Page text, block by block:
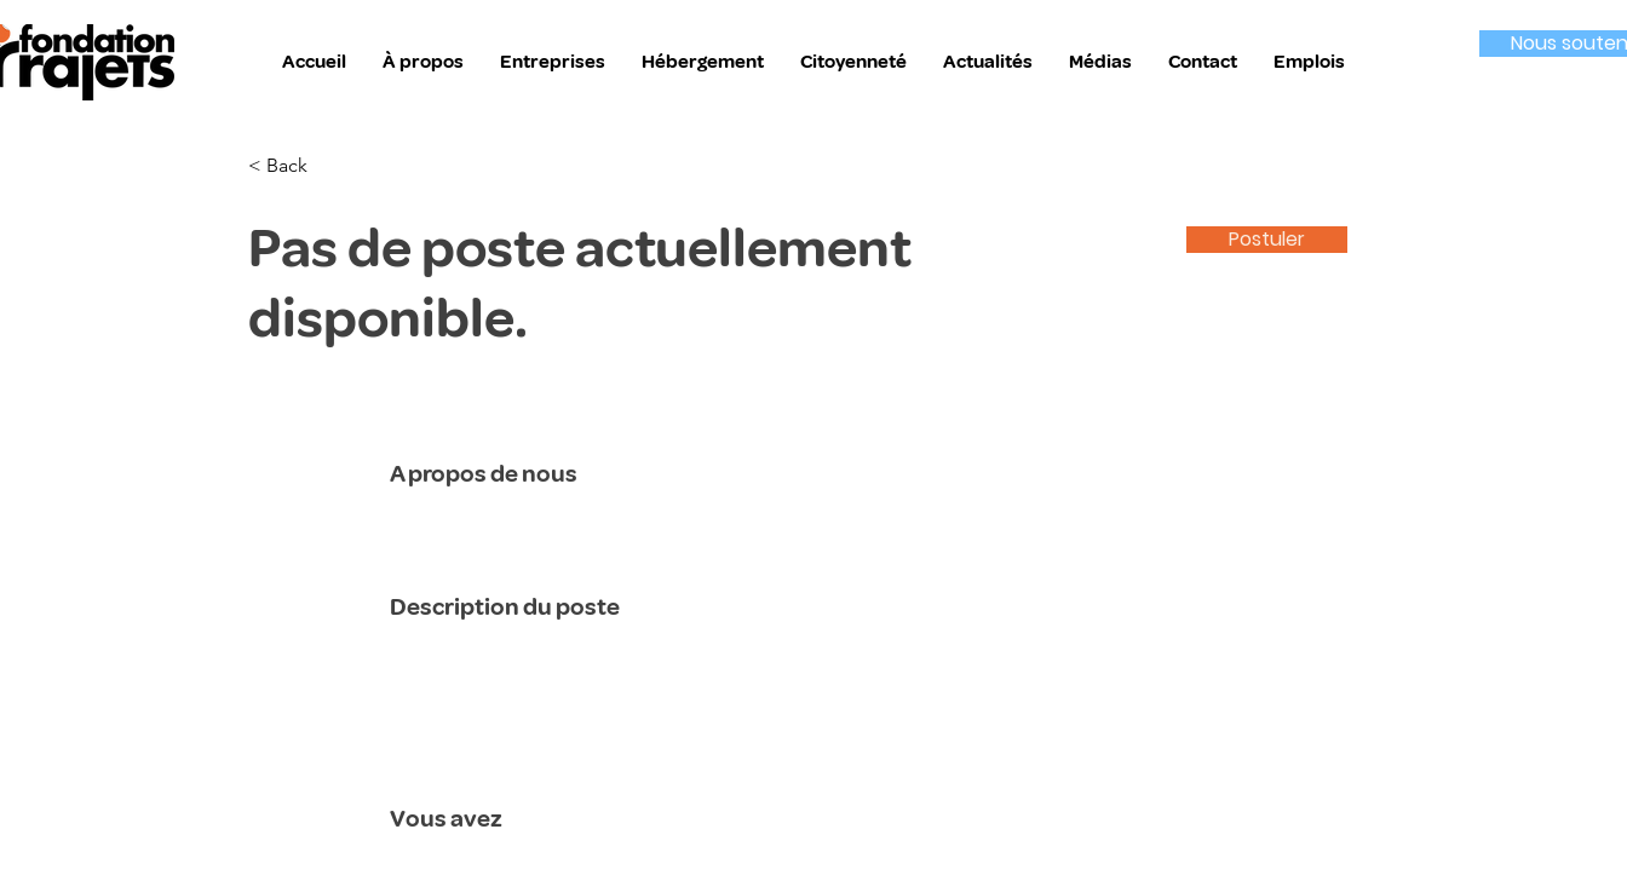
Accueil À propos Entreprises Hébergement Citoyenneté Actualités Médias Contact Emplois
Nous
< Back
Pas de poste actuellement
disponible.
Postuler
A propos de nous
Description du poste
Vous avez